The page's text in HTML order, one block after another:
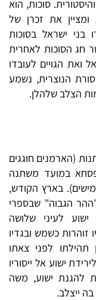
סוכות, הוא
את זכרן של
בני ישראל בסוכות
חג הסוכות לאחרית
הגויים לעובדו
הנוצרית, נשמע
הצלב שלהלן.
(הארמנים חוגגים
חג הפסחא במועד משתנה
בארץ הקודש,
הגבוה" שבספרי
לעיני שלושה
זוהרות כשמש ובגדיו
תהילתו לפני צאתו
ישוע אל ייסוריו
להגנת ישוע, משה
ייצלב.